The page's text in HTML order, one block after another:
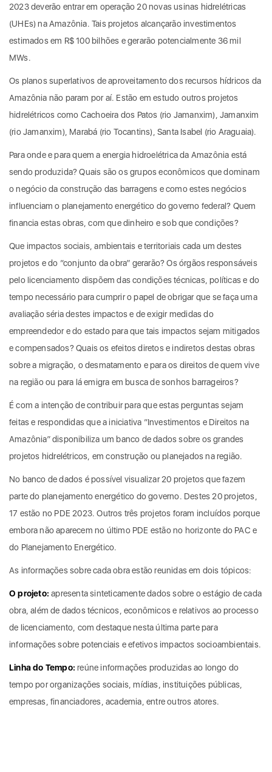
2023 deverão entrar em operação 20 novas usinas hidrelétricas
(UHEs) na Amazônia. Tais projetos alcançarão investimentos
estimados em R$ 100 bilhões e gerarão potencialmente 36 mil
MWs.
Os planos superlativos de aproveitamento dos recursos hídricos da
Amazônia não param por aí. Estão em estudo outros projetos
hidrelétricos como Cachoeira dos Patos (rio Jamanxim), Jamanxim
(rio Jamanxim), Marabá (rio Tocantins), Santa Isabel (rio Araguaia).
Para onde e para quem a energia hidroelétrica da Amazônia está
sendo produzida? Quais são os grupos econômicos que dominam
o negócio da construção das barragens e como estes negócios
influenciam o planejamento energético do governo federal? Quem
financia estas obras, com que dinheiro e sob que condições?
Que impactos sociais, ambientais e territoriais cada um destes
projetos e do “conjunto da obra” gerarão? Os órgãos responsáveis
pelo licenciamento dispõem das condições técnicas, políticas e do
tempo necessário para cumprir o papel de obrigar que se faça uma
avaliação séria destes impactos e de exigir medidas do
empreendedor e do estado para que tais impactos sejam mitigados
e compensados? Quais os efeitos diretos e indiretos destas obras
sobre a migração, o desmatamento e para os direitos de quem vive
na região ou para lá emigra em busca de sonhos barrageiros?
É com a intenção de contribuir para que estas perguntas sejam
feitas e respondidas que a iniciativa “Investimentos e Direitos na
Amazônia” disponibiliza um banco de dados sobre os grandes
projetos hidrelétricos, em construção ou planejados na região.
No banco de dados é possível visualizar 20 projetos que fazem
parte do planejamento energético do governo. Destes 20 projetos,
17 estão no PDE 2023. Outros três projetos foram incluídos porque
embora não aparecem no último PDE estão no horizonte do PAC e
do Planejamento Energético.
As informações sobre cada obra estão reunidas em dois tópicos:
O projeto: apresenta sinteticamente dados sobre o estágio de cada
obra, além de dados técnicos, econômicos e relativos ao processo
de licenciamento, com destaque nesta última parte para
informações sobre potenciais e efetivos impactos socioambientais.
Linha do Tempo: reúne informações produzidas ao longo do
tempo por organizações sociais, mídias, instituições públicas,
empresas, financiadores, academia, entre outros atores.